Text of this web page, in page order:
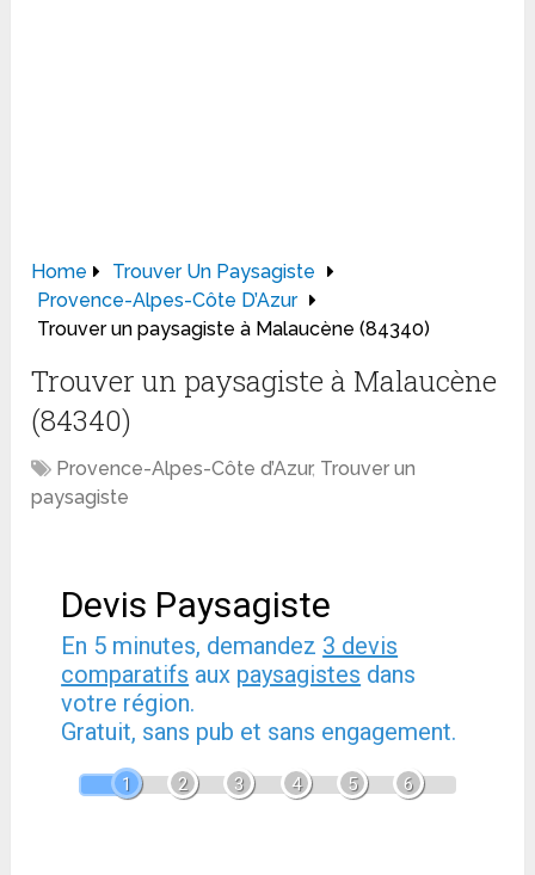
Home
Trouver Un Paysagiste
Provence-Alpes-Côte D’Azur
Trouver un paysagiste à Malaucène (84340)
Trouver un paysagiste à Malaucène
(84340)
Provence-Alpes-Côte d’Azur, Trouver un
paysagiste
Devis Paysagiste
En 5 minutes, demandez 3 devis
comparatifs aux paysagistes dans
votre région.
Gratuit, sans pub et sans engagement.
1 2 3 4 5 6